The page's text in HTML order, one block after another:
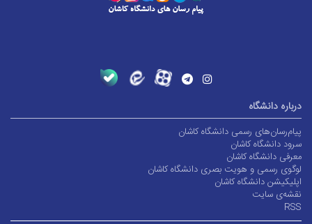
درباره دانشگاه
پیام‌رسان‌های رسمی دانشگاه کاشان
سرود دانشگاه کاشان
معرفی دانشگاه کاشان
لوگوی رسمی و هویت بصری دانشگاه کاشان
اپلیکیشن دانشگاه کاشان
نقشه‌ی سایت
RSS